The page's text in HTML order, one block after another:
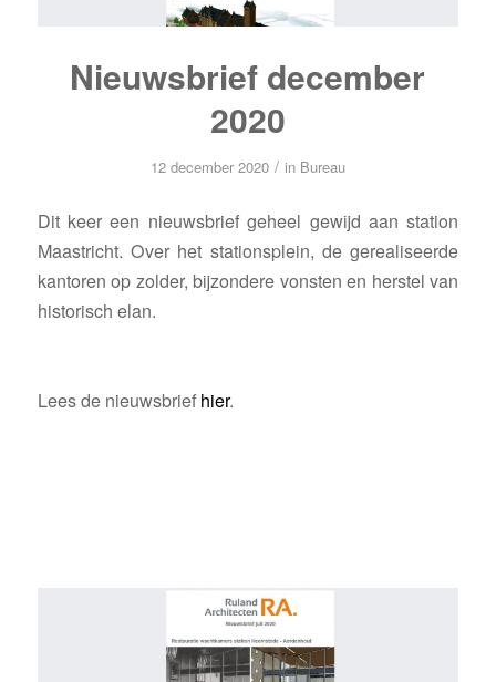
Nieuwsbrief december
2020
12 december 2020 / in Bureau
Dit keer een nieuwsbrief geheel gewijd aan station
Maastricht. Over het stationsplein, de gerealiseerde
kantoren op zolder, bijzondere vonsten en herstel van
historisch elan.
Lees de nieuwsbrief hier.